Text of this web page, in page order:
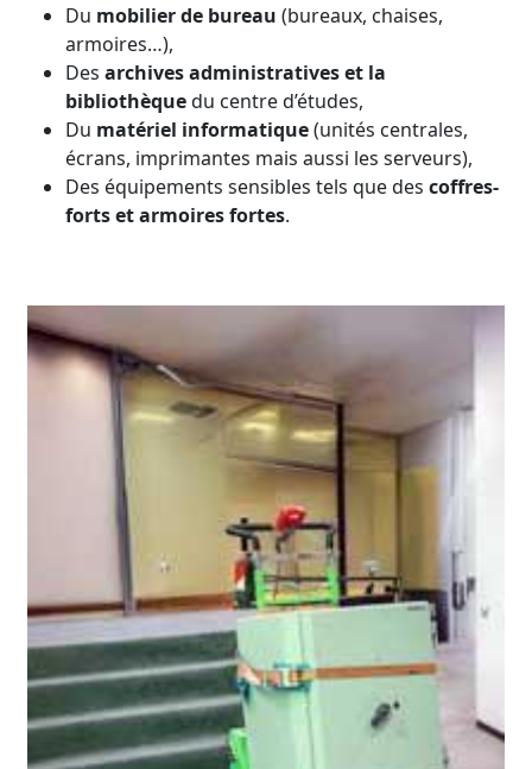
Du mobilier de bureau (bureaux, chaises,
armoires…),
Desarchives administratives et la
bibliothèquedu centre d’études,
Du matériel informatique(unités centrales,
écrans, imprimantes mais aussi les serveurs),
Des équipements sensibles tels que descoffres-
forts et armoires fortes.